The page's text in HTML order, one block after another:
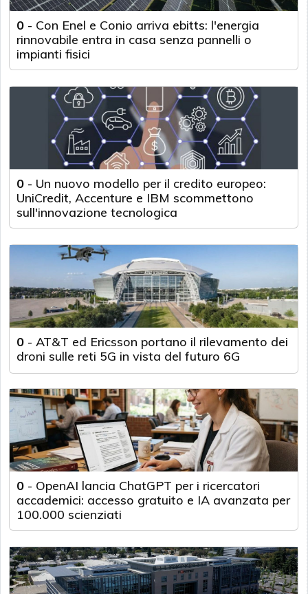
0 - Con Enel e Conio arriva ebitts: l'energia
rinnovabile entra in casa senza pannelli o
impianti fisici
0 - Un nuovo modello per il credito europeo:
UniCredit, Accenture e IBM scommettono
sull'innovazione tecnologica
0 - AT&T ed Ericsson portano il rilevamento dei
droni sulle reti 5G in vista del futuro 6G
0 - OpenAI lancia ChatGPT per i ricercatori
accademici: accesso gratuito e IA avanzata per
100.000 scienziati